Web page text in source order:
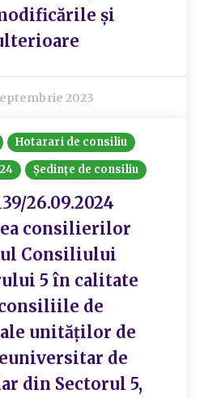
și
2023
Hotarari de consiliu
Ședințe de consiliu
26.09.2024
consilierilor
Consiliului
5 în calitate
de
unităților de
de
din Sectorul 5,